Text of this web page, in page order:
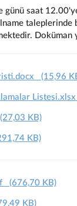
günü saat
taleplerinde
Doküman
(15,96
Listesi.xlsx
(27,03 KB)
KB)
(676,70 KB)
KB)